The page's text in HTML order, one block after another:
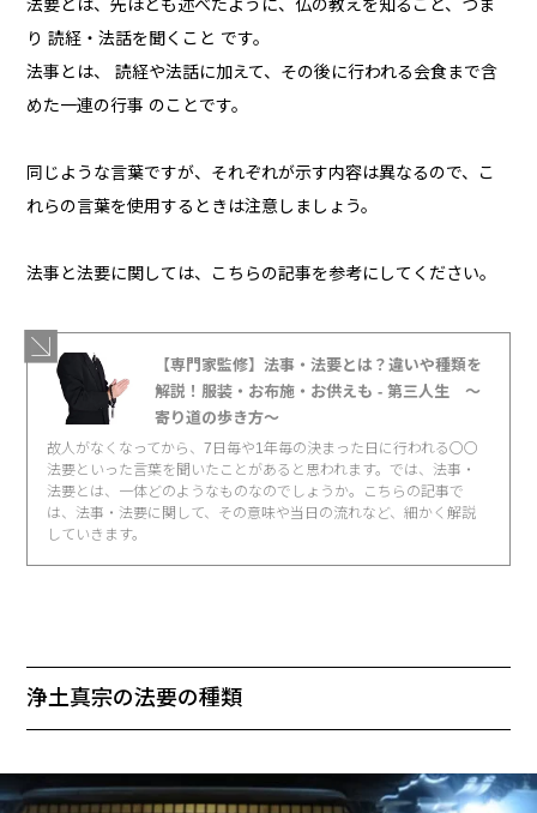
法要とは、先ほども述べたように、仏の教えを知ること、つま
り 読経・法話を聞くこと です。
法事とは、 読経や法話に加えて、その後に行われる会食まで含
めた一連の行事 のことです。
同じような言葉ですが、それぞれが示す内容は異なるので、こ
れらの言葉を使用するときは注意しましょう。
法事と法要に関しては、こちらの記事を参考にしてください。
【専門家監修】法事・法要とは？違いや種類を
解説！服装・お布施・お供えも - 第三人生 〜
寄り道の歩き方〜
故人がなくなってから、7日毎や1年毎の決まった日に行われる〇〇
法要といった言葉を聞いたことがあると思われます。では、法事・
法要とは、一体どのようなものなのでしょうか。こちらの記事で
は、法事・法要に関して、その意味や当日の流れなど、細かく解説
していきます。
浄土真宗の法要の種類